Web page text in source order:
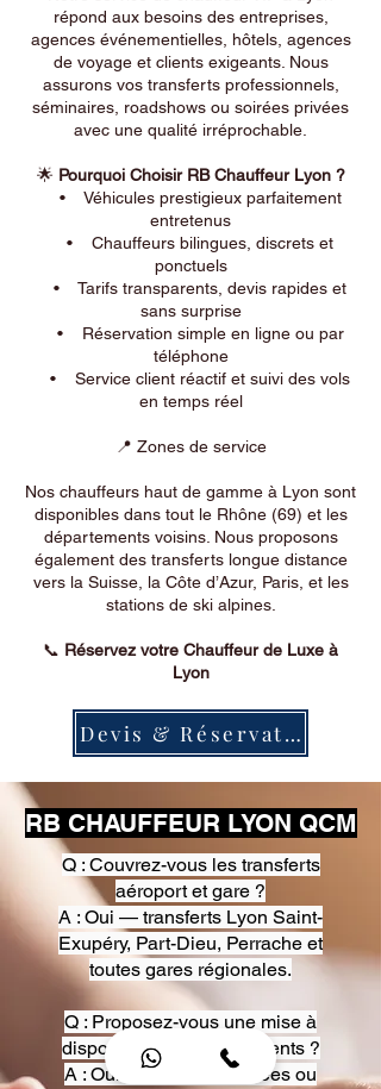
répond aux besoins des entreprises,
agences événementielles, hôtels, agences
de voyage et clients exigeants. Nous
assurons vos transferts professionnels,
séminaires, roadshows ou soirées privées
avec une qualité irréprochable.
🌟 Pourquoi Choisir RB Chauffeur Lyon ?
• Véhicules prestigieux parfaitement
entretenus
• Chauffeurs bilingues, discrets et
ponctuels
• Tarifs transparents, devis rapides et
sans surprise
• Réservation simple en ligne ou par
téléphone
• Service client réactif et suivi des vols
en temps réel
📍 Zones de service
Nos chauffeurs haut de gamme à Lyon sont
disponibles dans tout le Rhône (69) et les
départements voisins. Nous proposons
également des transferts longue distance
vers la Suisse, la Côte d’Azur, Paris, et les
stations de ski alpines.
📞 Réservez votre Chauffeur de Luxe à
Lyon
Devis & Réservation
RB CHAUFFEUR LYON QCM
Q : Couvrez-vous les transferts
aéroport et gare ?
A : Oui — transferts Lyon Saint-
Exupéry, Part-Dieu, Perrache et
toutes gares régionales.
Q : Proposez-vous une mise à
disposition pour événements ?
A : Oui — heures, journées ou